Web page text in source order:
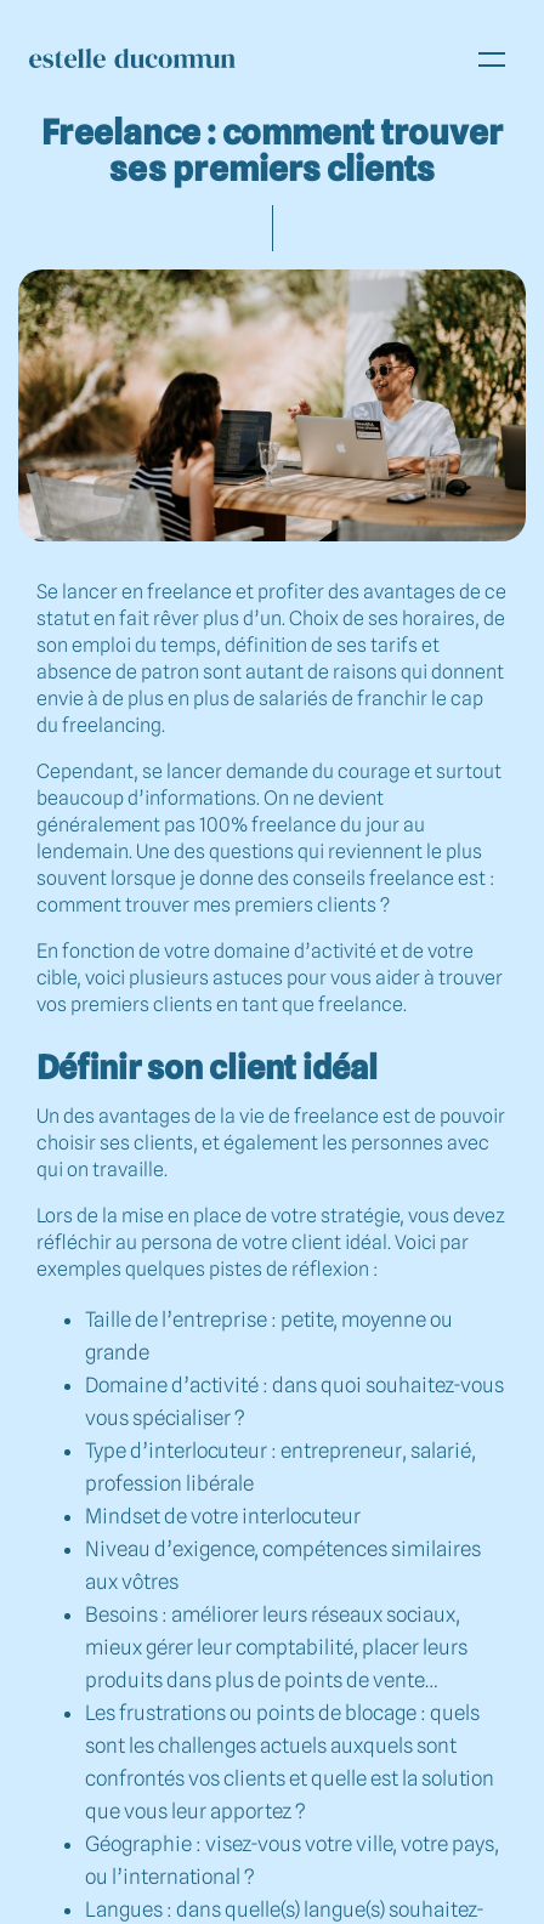
Freelance : comment trouver
ses premiers clients
Se lancer en freelance et profiter des avantages de ce
statut en fait rêver plus d’un. Choix de ses horaires, de
son emploi du temps, définition de ses tarifs et
absence de patron sont autant de raisons qui donnent
envie à de plus en plus de salariés de franchir le cap
du freelancing.
Cependant, se lancer demande du courage et surtout
beaucoup d’informations. On ne devient
généralement pas 100% freelance du jour au
lendemain. Une des questions qui reviennent le plus
souvent lorsque je donne des conseils freelance est :
comment trouver mes premiers clients ?
En fonction de votre domaine d’activité et de votre
cible, voici plusieurs astuces pour vous aider à trouver
vos premiers clients en tant que freelance.
Définir son client idéal
Un des avantages de la vie de freelance est de pouvoir
choisir ses clients, et également les personnes avec
qui on travaille.
Lors de la mise en place de votre stratégie, vous devez
réfléchir au persona de votre client idéal. Voici par
exemples quelques pistes de réflexion :
Taille de l’entreprise : petite, moyenne ou
grande
Domaine d’activité : dans quoi souhaitez-vous
vous spécialiser ?
Type d’interlocuteur : entrepreneur, salarié,
profession libérale
Mindset de votre interlocuteur
Niveau d’exigence, compétences similaires
aux vôtres
Besoins : améliorer leurs réseaux sociaux,
mieux gérer leur comptabilité, placer leurs
produits dans plus de points de vente…
Les frustrations ou points de blocage : quels
sont les challenges actuels auxquels sont
confrontés vos clients et quelle est la solution
que vous leur apportez ?
Géographie : visez-vous votre ville, votre pays,
ou l’international ?
Langues : dans quelle(s) langue(s) souhaitez-